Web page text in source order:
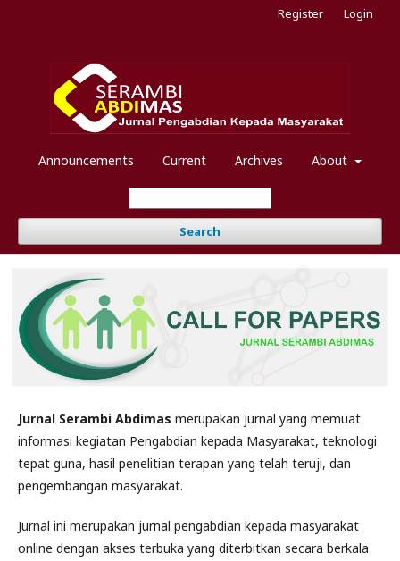
Announcements Current Archives About
Search
Register Login
Jurnal Serambi Abdimas merupakan jurnal yang memuat
informasi kegiatan Pengabdian kepada Masyarakat, teknologi
tepat guna, hasil penelitian terapan yang telah teruji, dan
pengembangan masyarakat.
Jurnal ini merupakan jurnal pengabdian kepada masyarakat
online dengan akses terbuka yang diterbitkan secara berkala